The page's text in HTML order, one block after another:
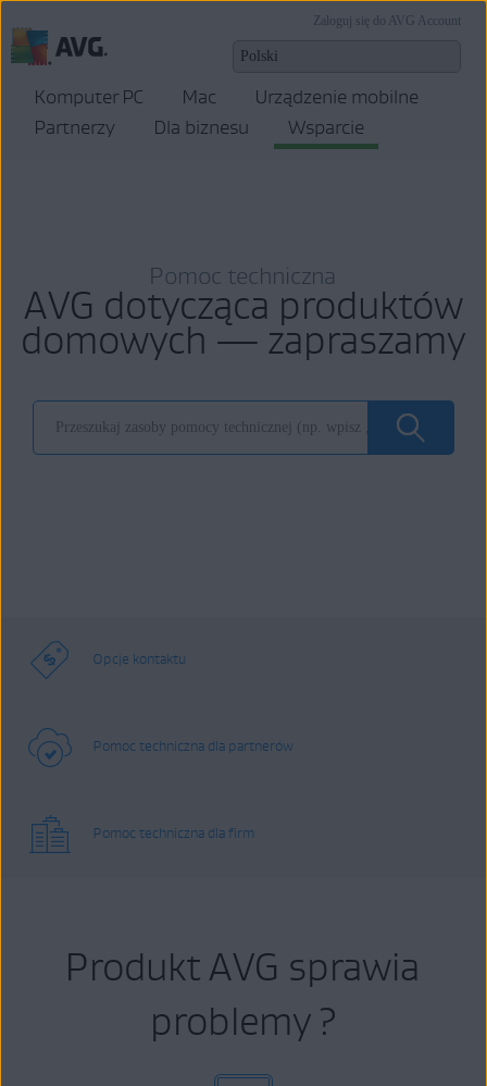
Zaloguj się do AVG Account
Komputer PC Mac
Urządzenie mobilne
Partnerzy
Dla biznesu Wsparcie
Pomoc techniczna
AVG dotycząca produktów
domowych — zapraszamy
Opcje kontaktu
Pomoc techniczna dla partnerów
Pomoc techniczna dla firm
Produkt AVG sprawia
problemy ?